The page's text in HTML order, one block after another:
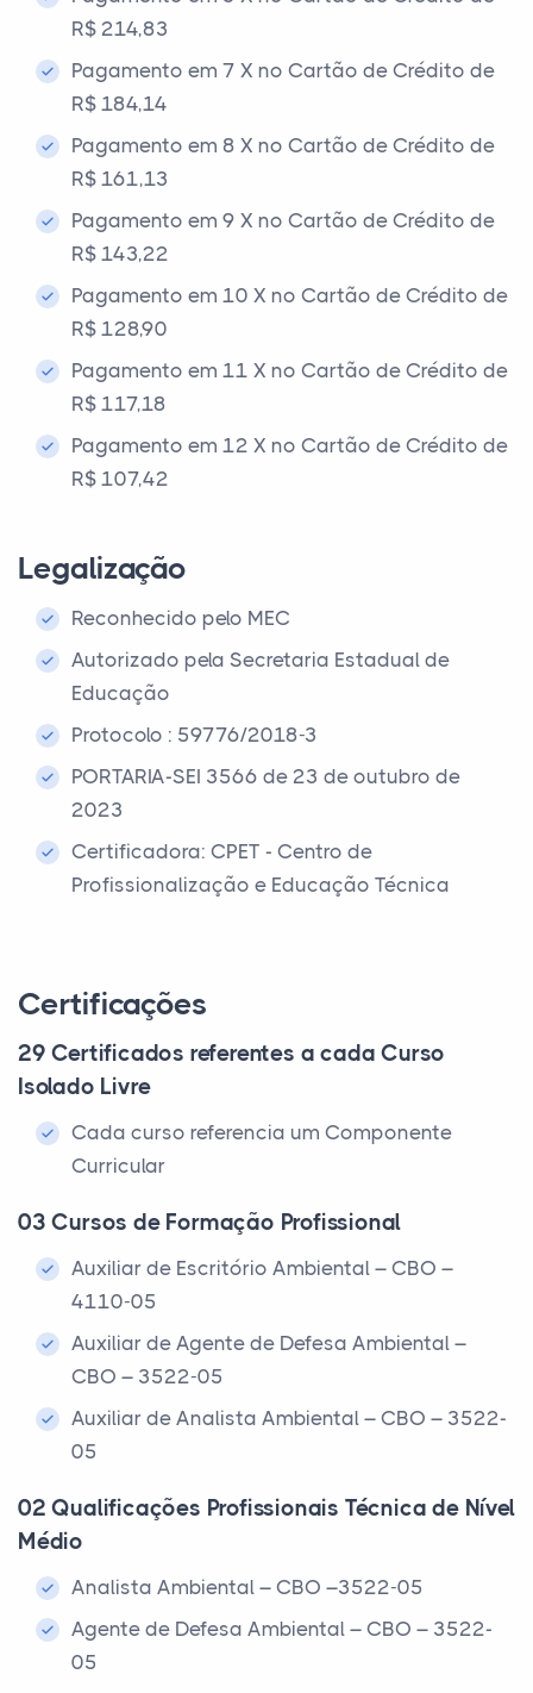
R$ 214,83
Pagamento em 7 X no Cartão de Crédito de
R$ 184,14
Pagamento em 8 X no Cartão de Crédito de
R$ 161,13
Pagamento em 9 X no Cartão de Crédito de
R$ 143,22
Pagamento em 10 X no Cartão de Crédito de
R$ 128,90
Pagamento em 11 X no Cartão de Crédito de
R$ 117,18
Pagamento em 12 X no Cartão de Crédito de
R$ 107,42
Legalização
Reconhecido pelo MEC
Autorizado pela Secretaria Estadual de
Educação
Protocolo : 59776/2018-3
PORTARIA-SEI 3566 de 23 de outubro de
2023
Certificadora: CPET - Centro de
Profissionalização e Educação Técnica
Certificações
29 Certificados referentes a cada Curso
Isolado Livre
Cada curso referencia um Componente
Curricular
03 Cursos de Formação Profissional
Auxiliar de Escritório Ambiental – CBO –
4110-05
Auxiliar de Agente de Defesa Ambiental –
CBO – 3522-05
Auxiliar de Analista Ambiental – CBO – 3522-
05
02 Qualificações Profissionais Técnica de Nível
Médio
Analista Ambiental – CBO –3522-05
Agente de Defesa Ambiental – CBO – 3522-
05